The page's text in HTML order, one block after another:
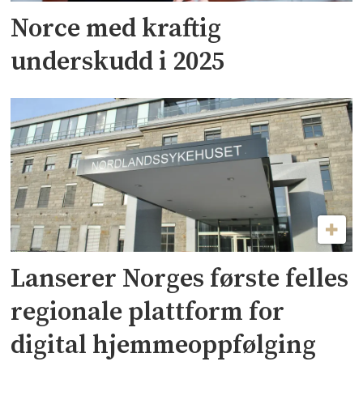
Norce med kraftig
underskudd i 2025
Lanserer Norges første felles
regionale plattform for
digital hjemmeoppfølging